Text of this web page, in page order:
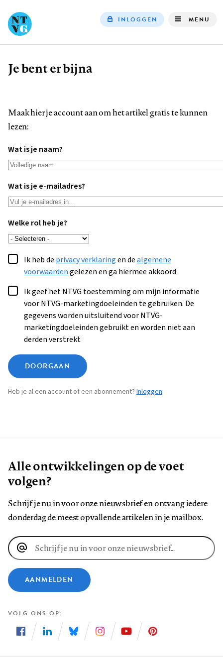
INLOGGEN MENU
Kruimelpad
Je bent er bijna
Maak hier je account aan om het artikel gratis te kunnen
lezen:
Wat is je naam?
Wat is je e-mailadres?
Welke rol heb je?
Ik heb de privacy verklaringen dealgemene
voorwaardengelezen en ga hiermee akkoord
Ik geef het NTVG toestemming om mijn informatie
voor NTVG-marketingdoeleinden te gebruiken. De
gegevens worden uitsluitend voor NTVG-
marketingdoeleinden gebruikt en worden niet aan
derden verstrekt
DOORGAAN
Heb je al een account of een abonnement? Inloggen
Alle ontwikkelingen op de voet
volgen?
Schrijf je nu in voor onze nieuwsbrief en ontvang iedere
donderdag de meest opvallende artikelen in je mailbox.
E-
mailadres
AANMELDEN
VOLG ONS OP
ons
ons
ons
ons
ons
ons